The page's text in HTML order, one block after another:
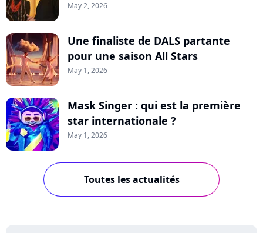
May 2, 2026
Une finaliste de DALS partante
pour une saison All Stars
May 1, 2026
Mask Singer : qui est la première
star internationale ?
May 1, 2026
Toutes les actualités